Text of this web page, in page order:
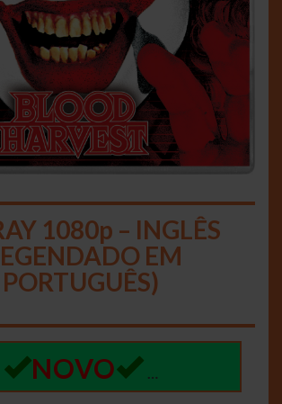
1080p – INGLÊS
EM
PORTUGUÊS)
NOVO …